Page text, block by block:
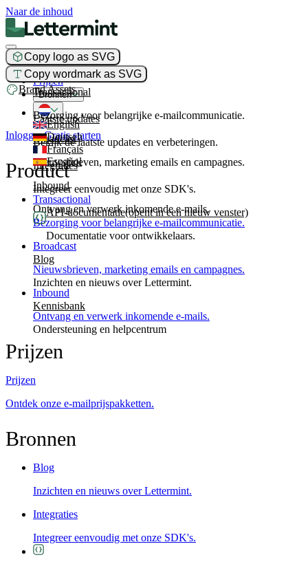
Naar de inhoud
Copy logo as SVG
Copy wordmark as SVG
Brand Assets
Product
Transactional
Bezorging voor belangrijke e-mailcommunicatie.
Broadcast
Nieuwsbrieven, marketing emails en campagnes.
Inbound
Ontvang en verwerk inkomende e-mails.
Prijzen
Bronnen
Laatste updates
Bekijk de laatste updates en verbeteringen.
Integraties
Integreer eenvoudig met onze SDK's.
API-documentatie(opent in een nieuw venster)
Documentatie voor ontwikkelaars.
Blog
Inzichten en nieuws over Lettermint.
Kennisbank
Ondersteuning en helpcentrum
English
Deutsch
Français
Español
InloggenGratis starten
Product
Transactional
Bezorging voor belangrijke e-mailcommunicatie.
Broadcast
Nieuwsbrieven, marketing emails en campagnes.
Inbound
Ontvang en verwerk inkomende e-mails.
Prijzen
Prijzen
Ontdek onze e-mailprijspakketten.
Bronnen
Blog
Inzichten en nieuws over Lettermint.
Integraties
Integreer eenvoudig met onze SDK's.